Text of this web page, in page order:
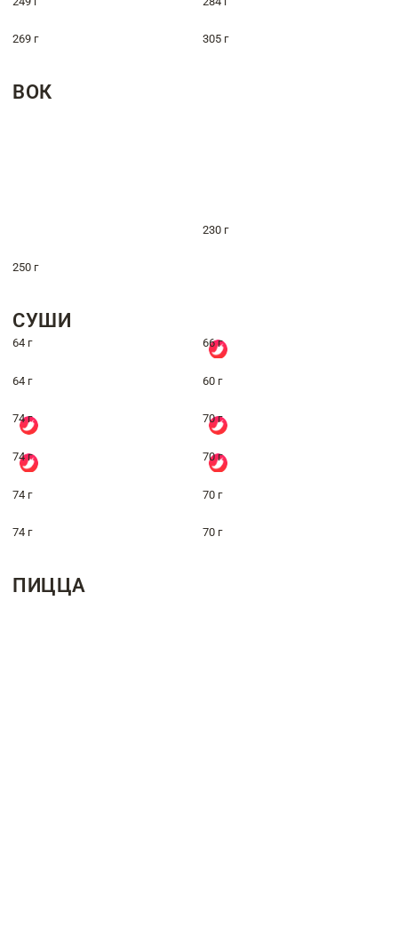
269 г 305 г
ВОК
230 г
250 г
СУШИ
64 г 66 г
64 г 60 г
74 г 70 г
74 г 70 г
74 г 70 г
74 г 70 г
ПИЦЦА